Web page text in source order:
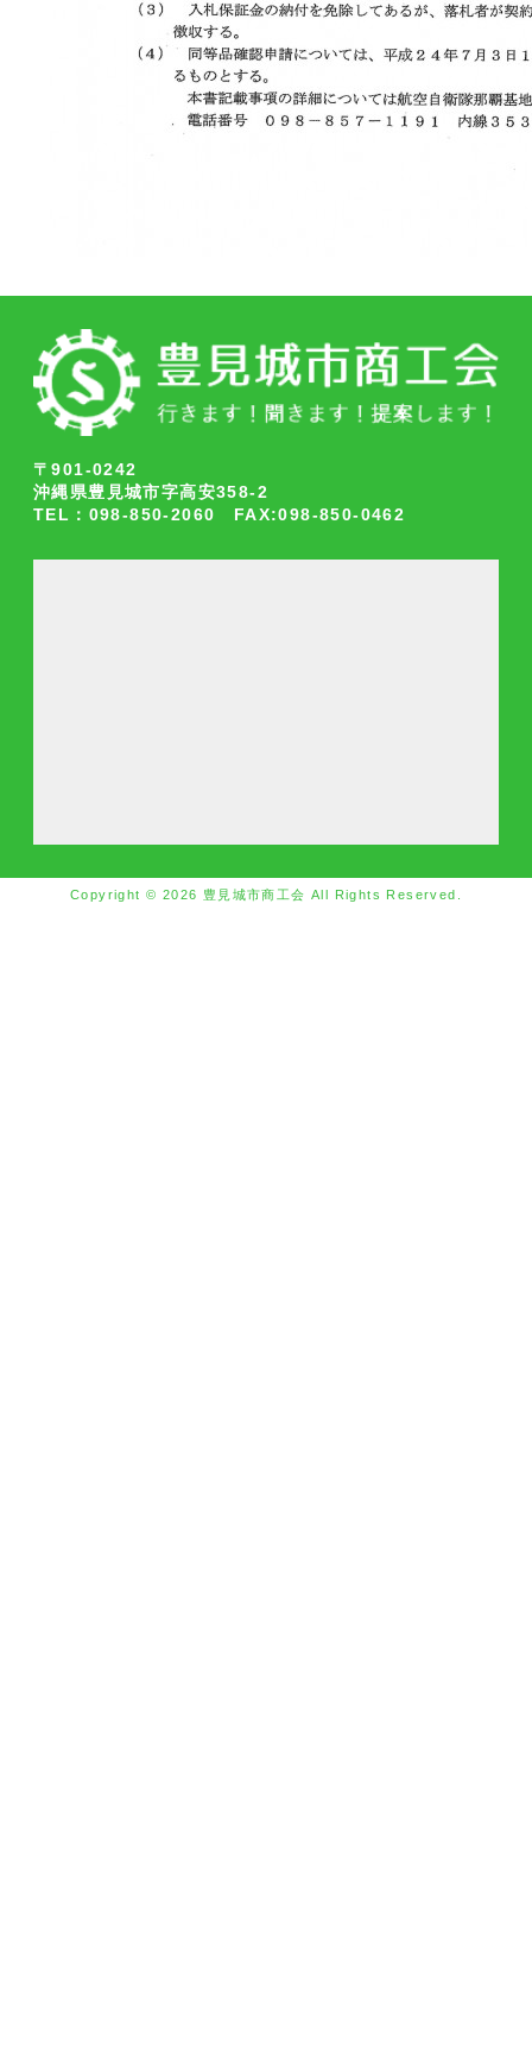
〒901-0242
沖縄県豊見城市字高安358-2
TEL：098-850-2060 FAX:098-850-0462
Copyright © 2026 豊見城市商工会 All Rights Reserved.